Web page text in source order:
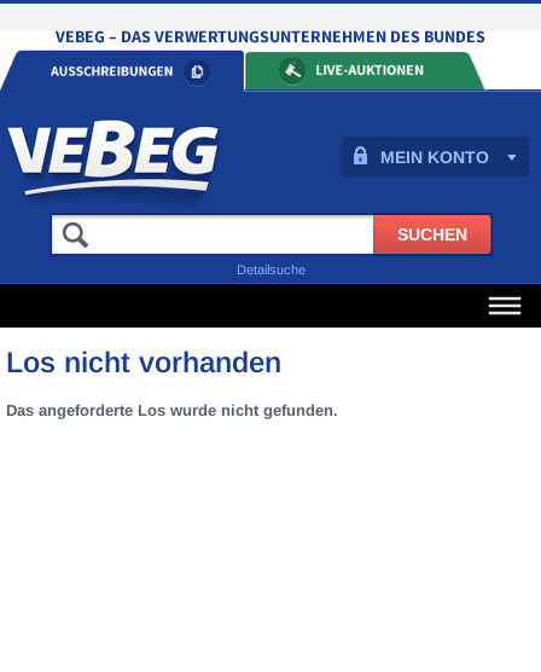
MEIN KONTO
Detailsuche
Los nicht vorhanden
Das angeforderte Los wurde nicht gefunden.